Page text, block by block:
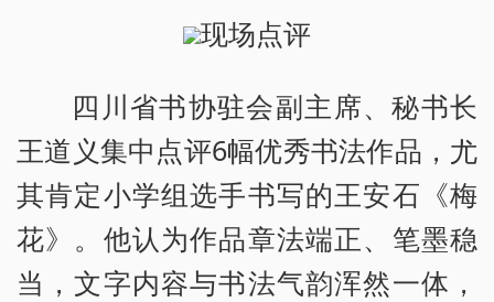
现场点评
四川省书协驻会副主席、秘书长
王道义集中点评6幅优秀书法作品，尤
其肯定小学组选手书写的王安石《梅
花》。他认为作品章法端正、笔墨稳
当，文字内容与书法气韵浑然一体，